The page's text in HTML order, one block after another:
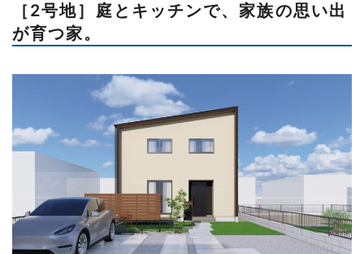
［2号地］庭とキッチンで、家族の思い出
が育つ家。